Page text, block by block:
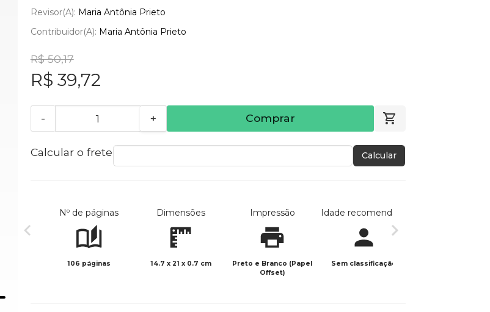
Revisor(a): Maria Antônia Prieto
Contribuidor(a): Maria Antônia Prieto
R$ 50,17
R$ 39,72
- + Comprar
Calcular o frete Calcular
Nº de páginas
106 páginas
Dimensões
14.7 x 21 x 0.7 cm
Impressão
Preto e Branco (Papel
Offset)
Idade recomendada
Sem classificação